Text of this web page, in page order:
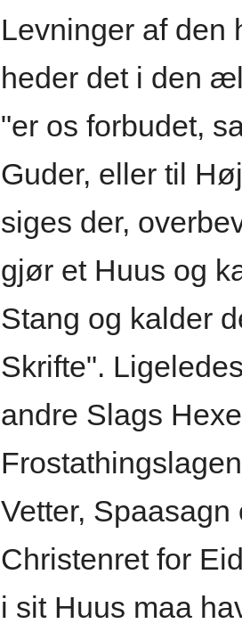
Levninger af den
heder det i den
"er os forbudet,
Guder, eller til
siges der,
gjør et Huus og
Stang og kalder
Skrifte".
andre Slags
Vetter,
Christenret for
i sit Huus maa